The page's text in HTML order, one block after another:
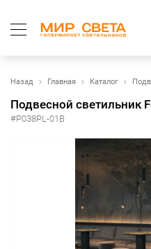
Назад Главная Каталог
Подвесной светильник
#P038PL-01B